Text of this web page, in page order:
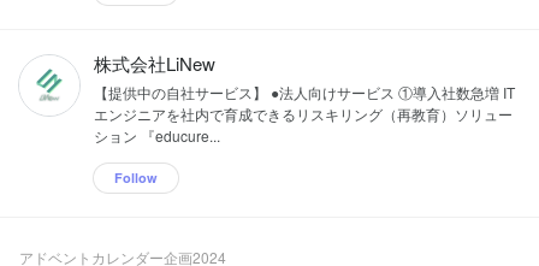
株式会社LiNew
【提供中の自社サービス】 ●法人向けサービス ①導入社数急増 IT
エンジニアを社内で育成できるリスキリング（再教育）ソリュー
ション 『educure...
Follow
アドベントカレンダー企画2024